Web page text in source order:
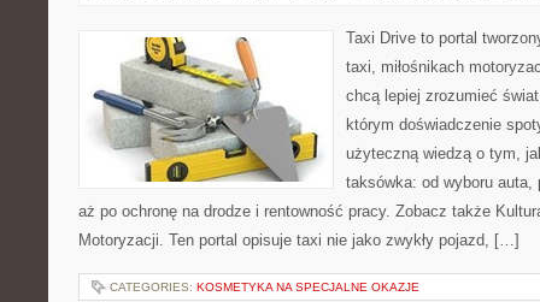
Taxi Drive to portal
taxi, miłośnikach
chcą lepiej zrozumieć
którym doświadczenie
użyteczną wiedzą o tym,
taksówka: od wyboru
aż po ochronę na drodze i rentowność pracy. Zobacz także
Motoryzacji. Ten portal opisuje taxi nie jako zwykły pojazd, […]
CATEGORIES: KOSMETYKA NA SPECJALNE OKAZJE